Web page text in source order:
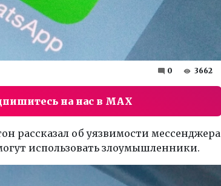
0 3662
на нас в MAX
рассказал об уязвимости мессенджера
использовать злоумышленники.